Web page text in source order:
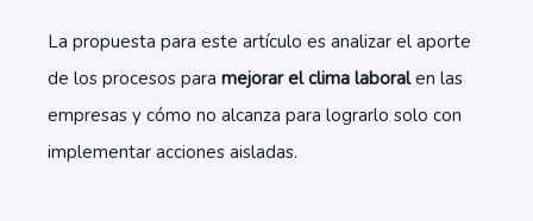
La propuesta para este artículo es analizar el aporte
de los procesos para mejorar el clima laboralen las
empresas y cómo no alcanza para lograrlo solo con
implementar acciones aisladas.